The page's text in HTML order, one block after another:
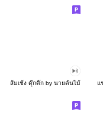
ส้มเช้ง ดุ๊กดิ๊ก by นายต้นไม้